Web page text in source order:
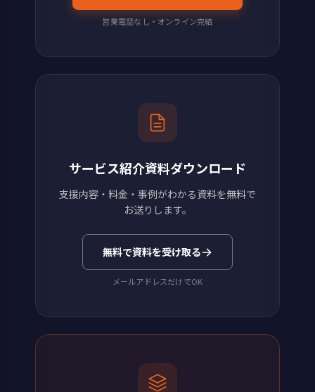
営業電話なし・オンライン完結
サービス紹介資料ダウンロード
支援内容・料金・事例がわかる資料を無料で
お送りします。
無料で資料を受け取る
メールアドレスだけでOK